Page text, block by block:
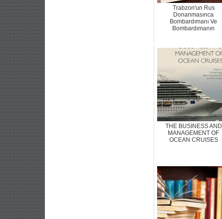
Trabzon'un Rus
Donanmasınca
Bombardımanı Ve
Bombardımanın
THE BUSINESS AND
MANAGEMENT OF
OCEAN CRUISES